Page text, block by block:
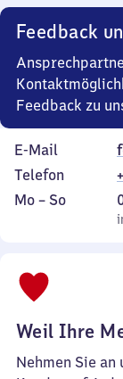
Feedback
Feedback zu
E-Mail
Telefon
Montag
Mo – So,
inkl.
7
Weil Ihre
Nehmen Sie an